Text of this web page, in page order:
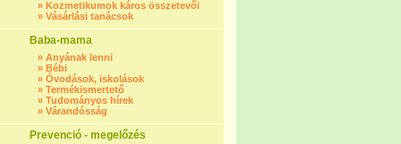
» Kozmetikumok káros összetevői
» Vásárlási tanácsok
Baba-mama
» Anyának lenni
» Bébi
» Óvodások, iskolások
» Termékismertető
» Tudományos hírek
» Várandósság
Prevenció - megelőzés